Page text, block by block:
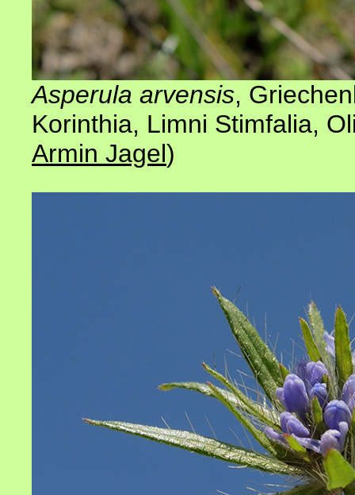
Asperula arvensis,
Korinthia, Limni Stimfalia,
Armin Jagel)